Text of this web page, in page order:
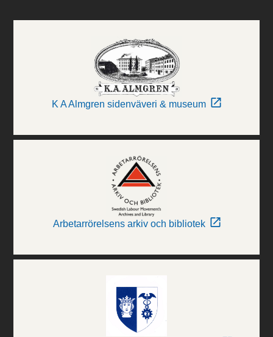
K A Almgren sidenväveri & museum
Arbetarrörelsens arkiv och bibliotek